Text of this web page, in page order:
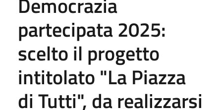
partecipata 2025:
scelto il progetto
intitolato "La Piazza
di Tutti", da realizzarsi